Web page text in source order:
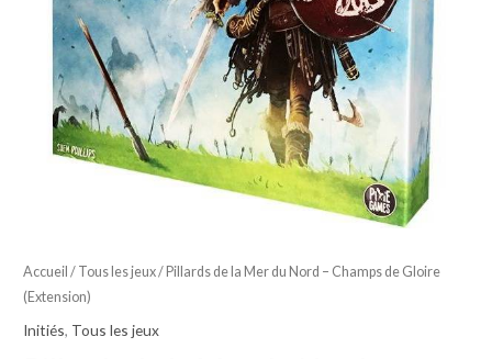
Accueil / Tous les jeux/ Pillards de la Mer du Nord – Champs de Gloire
(Extension)
Initiés, Tous les jeux